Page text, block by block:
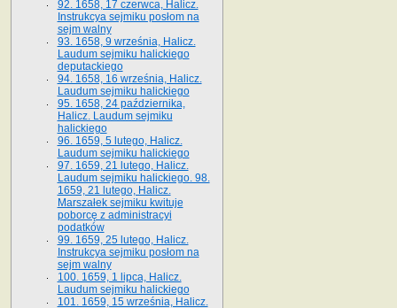
92. 1658, 17 czerwca, Halicz.
Instrukcya sejmiku posłom na
sejm walny
93. 1658, 9 września, Halicz.
Laudum sejmiku halickiego
deputackiego
94. 1658, 16 września, Halicz.
Laudum sejmiku halickiego
95. 1658, 24 października,
Halicz. Laudum sejmiku
halickiego
96. 1659, 5 lutego, Halicz.
Laudum sejmiku halickiego
97. 1659, 21 lutego, Halicz.
Laudum sejmiku halickiego. 98.
1659, 21 lutego, Halicz.
Marszałek sejmiku kwituje
poborcę z administracyi
podatków
99. 1659, 25 lutego, Halicz.
Instrukcya sejmiku posłom na
sejm walny
100. 1659, 1 lipca, Halicz.
Laudum sejmiku halickiego
101. 1659, 15 września, Halicz.